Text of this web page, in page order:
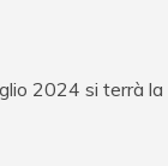
2024 si terrà la